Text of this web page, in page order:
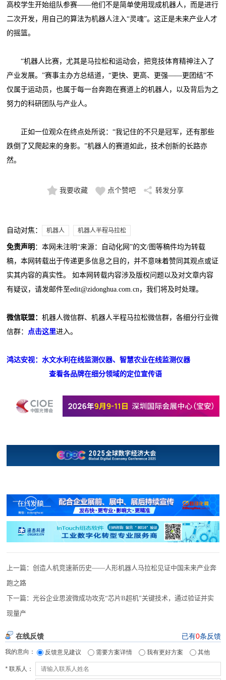
高校学生开始组队参赛——他们不是简单使用现成机器人，而是进行
二次开发，用自己的算法为机器人注入“灵魂”。这正是未来产业人才
的摇篮。
“机器人比赛，尤其是马拉松和运动会，把竞技体育精神注入了
产业发展。”赛事主办方总结道，“更快、更高、更强——更团结”不
仅属于运动员，也属于每一台奔跑在赛道上的机器人，以及背后为之
努力的科研团队与产业人。
正如一位观众在终点处所说：“我记住的不只是冠军，还有那些
跌倒了又爬起来的身影。”机器人的赛道如此，技术创新的长路亦
然。
我要收藏 点个赞吧 转发分享
自动对焦： 机器人 机器人半程马拉松
免责声明 ：本网未注明“来源：自动化网”的文/图等稿件均为转载
稿，本网转载出于传递更多信息之目的，并不意味着赞同其观点或证
实其内容的真实性。 如本网转载内容涉及版权问题以及对文章内容
有疑议，请发邮件至edit@zidonghua.com.cn，我们将及时处理。
微信联盟：机器人微信群、机器人半程马拉松微信群，各细分行业微
信群： 点击这里进入。
鸿达安视：水文水利在线监测仪器、智慧农业在线监测仪器
查看各品牌在细分领域的定位宣传语
上一篇：创造人机竞速新历史——人形机器人马拉松见证中国未来产业奔
跑之路
下一篇：光谷企业思波微成功攻克“芯片B超机”关键技术，通过验证并实
现量产